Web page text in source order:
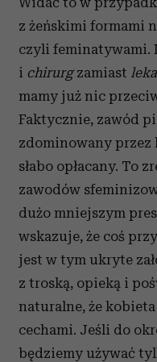
z żeńskimi formami
czyli feminatywami.
i chirurgzamiast
mamy już nic
Faktycznie, zawód
zdominowany przez
słabo opłacany. To
zawodów
dużo mniejszym
wskazuje, że coś
jest w tym ukryte
z troską, opieką i
naturalne, że
cechami. Jeśli do
będziemy używać